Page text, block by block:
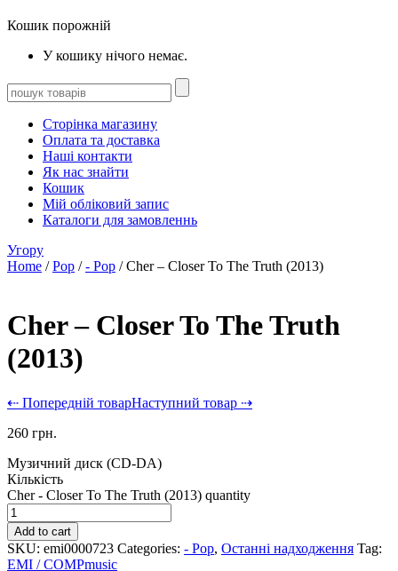
Кошик порожній
У кошику нічого немає.
Сторінка магазину
Оплата та доставка
Наші контакти
Як нас знайти
Кошик
Мій обліковий запис
Каталоги для замовленнь
Угору
Home /Pop /- Pop / Cher – Closer To The Truth (2013)
Cher – Closer To The Truth
(2013)
⇠ Попередній товарНаступний товар ⇢
260 грн.
Музичний диск (CD-DA)
Кількість
Cher - Closer To The Truth (2013) quantity
Add to cart
SKU: emi0000723 Categories: - Pop, Останні надходження Tag:
EMI / COMPmusic